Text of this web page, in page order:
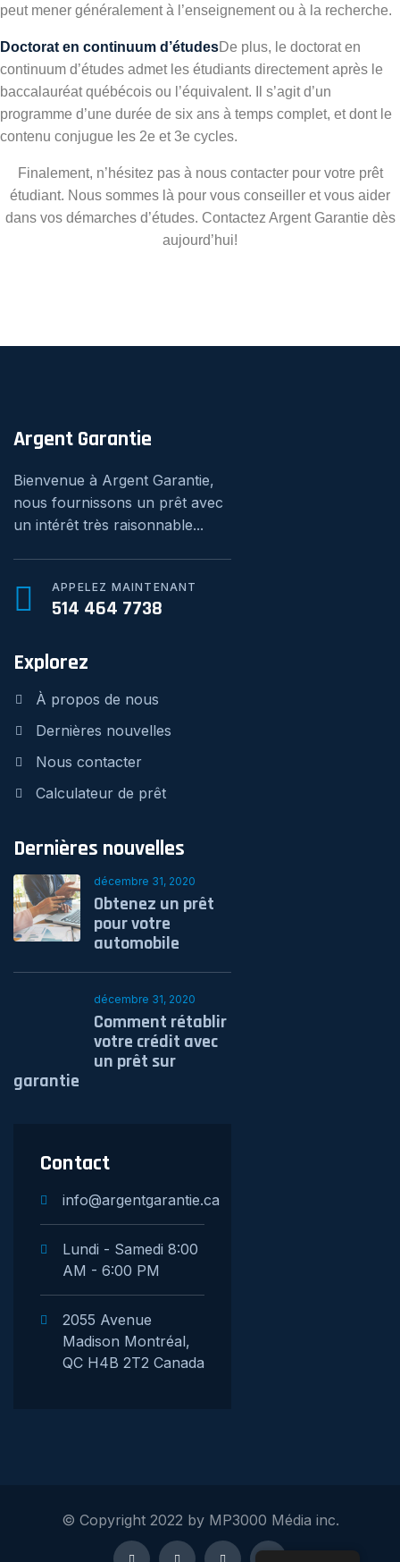
peut mener généralement à l’enseignement ou à la recherche.
Doctorat en continuum d’étudesDe plus, le doctorat en
continuum d’études admet les étudiants directement après le
baccalauréat québécois ou l’équivalent. Il s’agit d’un
programme d’une durée de six ans à temps complet, et dont le
contenu conjugue les 2e et 3e cycles.
Finalement, n’hésitez pas à nous contacter pour votre prêt
étudiant. Nous sommes là pour vous conseiller et vous aider
dans vos démarches d’études. Contactez Argent Garantie dès
aujourd’hui!
Argent Garantie
Bienvenue à Argent Garantie,
nous fournissons un prêt avec
un intérêt très raisonnable...
APPELEZ MAINTENANT
514 464 7738
Explorez
À propos de nous
Dernières nouvelles
Nous contacter
Calculateur de prêt
Dernières nouvelles
décembre 31, 2020
Obtenez un prêt
pour votre
automobile
décembre 31, 2020
Comment rétablir
votre crédit avec
un prêt sur
garantie
Contact
info@argentgarantie.ca
Lundi - Samedi 8:00
AM - 6:00 PM
2055 Avenue
Madison Montréal,
QC H4B 2T2 Canada
© Copyright 2022 by MP3000 Média inc.